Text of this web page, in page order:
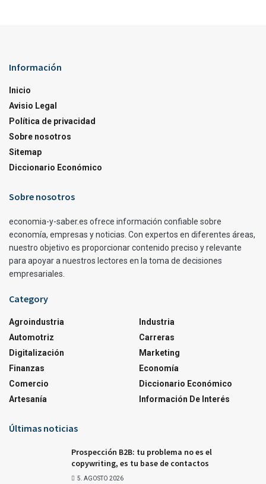
Información
Inicio
Avisio Legal
Política de privacidad
Sobre nosotros
Sitemap
Diccionario Económico
Sobre nosotros
economia-y-saber.es ofrece información confiable sobre
economía, empresas y noticias. Con expertos en diferentes áreas,
nuestro objetivo es proporcionar contenido preciso y relevante
para apoyar a nuestros lectores en la toma de decisiones
empresariales.
Category
Agroindustria
Automotriz
Digitalización
Finanzas
Comercio
Artesanía
Industria
Carreras
Marketing
Economía
Diccionario Económico
Información De Interés
Últimas noticias
Prospección B2B: tu problema no es el
copywriting, es tu base de contactos
5. AGOSTO 2026